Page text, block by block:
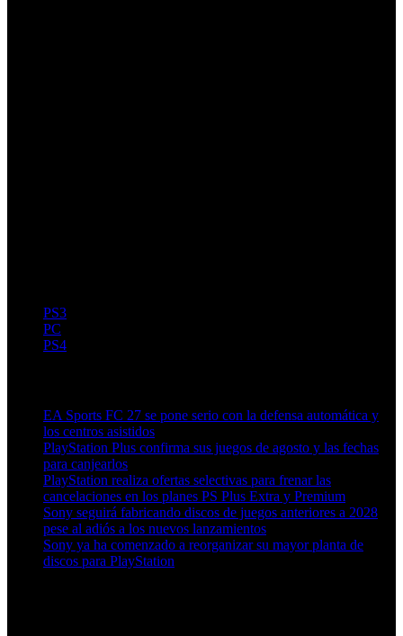
PS3
PC
PS4
EA Sports FC 27 se pone serio con la defensa automática y
los centros asistidos
PlayStation Plus confirma sus juegos de agosto y las fechas
para canjearlos
PlayStation realiza ofertas selectivas para frenar las
cancelaciones en los planes PS Plus Extra y Premium
Sony seguirá fabricando discos de juegos anteriores a 2028
pese al adiós a los nuevos lanzamientos
Sony ya ha comenzado a reorganizar su mayor planta de
discos para PlayStation